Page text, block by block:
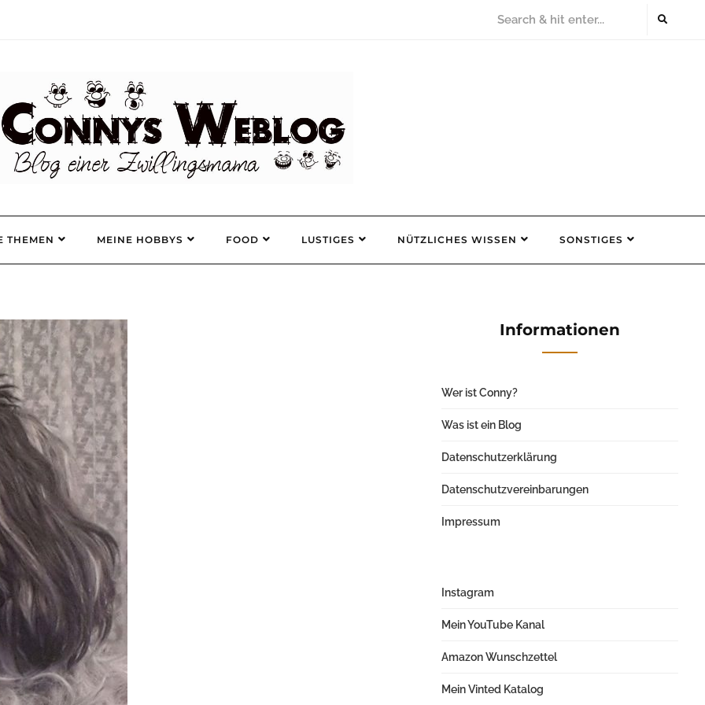
THEMEN MEINE HOBBYS FOOD LUSTIGES NÜTZLICHES WISSEN SONSTIGES
Informationen
Wer ist Conny?
Was ist ein Blog
Datenschutzerklärung
Datenschutzvereinbarungen
Impressum
Instagram
Mein YouTube Kanal
Amazon Wunschzettel
Mein Vinted Katalog